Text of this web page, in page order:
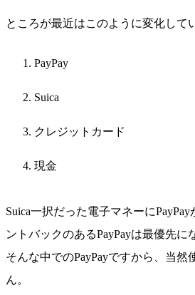
ところが最近はこのように変化して
PayPay
Suica
クレジットカード
現金
Suica一択だった電子マネーに
ントバックのあるPayPayは最優先に
そんな中でのPayPayですから、当然
ん。